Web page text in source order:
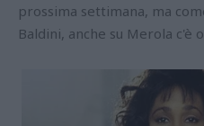
prossima settimana, ma
Baldini, anche su Merola c'è